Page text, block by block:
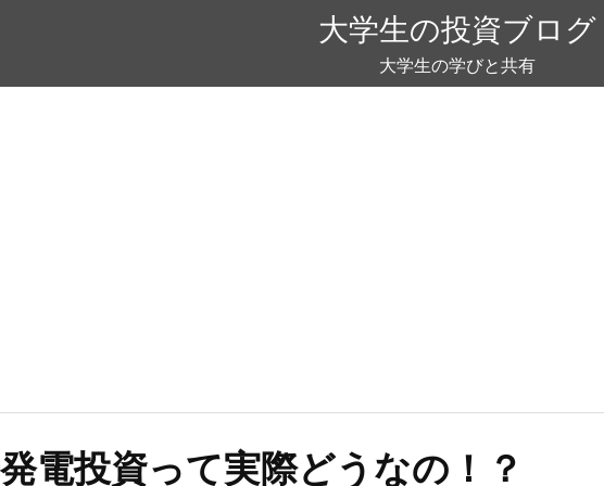
大学生の投資ブログ
大学生の学びと共有
電投資って実際どうなの！？